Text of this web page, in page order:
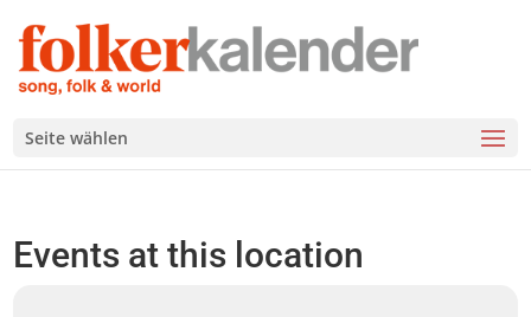
Seite wählen
Events at this location